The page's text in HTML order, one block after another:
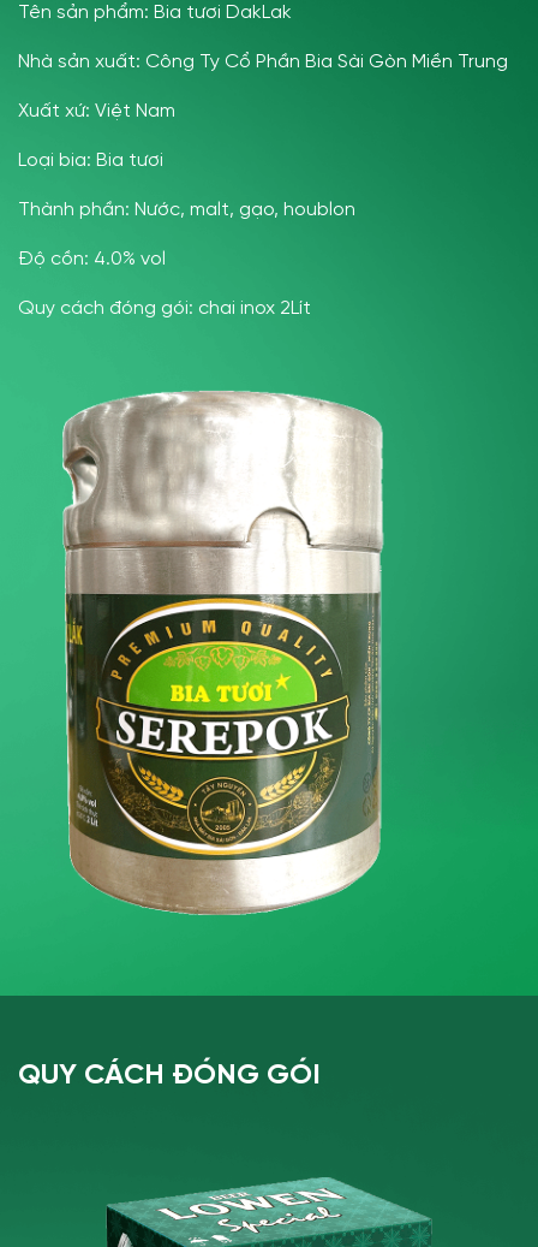
Tên sản phẩm: Bia tươi DakLak
Nhà sản xuất: Công Ty Cổ Phần Bia Sài Gòn Miền Trung
Xuất xứ: Việt Nam
Loại bia: Bia tươi
Thành phần: Nước, malt, gạo, houblon
Độ cồn: 4.0% vol
Quy cách đóng gói: chai inox 2Lít
QUY CÁCH ĐÓNG GÓI